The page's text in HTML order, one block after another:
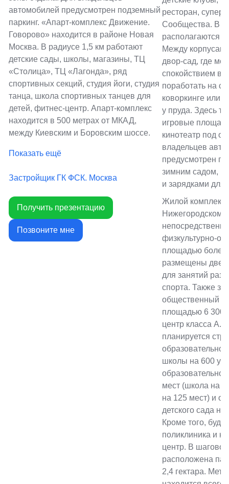
автомобилей предусмотрен подземный
паркинг. «Апарт-комплекс Движение.
Говорово» находится в районе Новая
Москва. В радиусе 1,5 км работают
детские сады, школы, магазины, ТЦ
«Столица», ТЦ «Лагонда», ряд
спортивных секций, студия йоги, студия
танца, школа спортивных танцев для
детей, фитнес-центр. Апарт-комплекс
находится в 500 метрах от МКАД,
между Киевским и Боровским шоссе.
Показать ещё
Застройщик ГК ФСК. Москва
Получить презентацию
Позвоните мне
ресторан,
Сообщества. В
располагаются
Между
двор-сад, где
спокойствием в
поработать на
коворкинге или
у пруда. Здесь
игровые
кинотеатр под
владельцев
предусмотрен
зимним садом,
и зарядками для
Жилой комплекс
Нижегородском
физкультурно-
площадью более
размещены две
для занятий
спорта. Также
общественный
площадью 6 300
центр класса А.
планируется
школы на 600
мест (школа на
на 125 мест) и
детского сада
Кроме того,
поликлиника и
центр. В
расположена
2,4 гектара.